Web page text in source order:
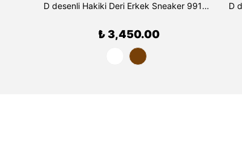
D desenli Hakiki Deri Erkek Sneaker 9910 - Beyaz
₺ 3,450.00